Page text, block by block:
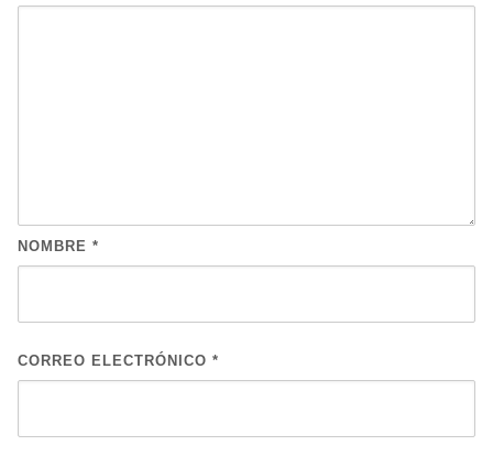
NOMBRE *
CORREO ELECTRÓNICO *